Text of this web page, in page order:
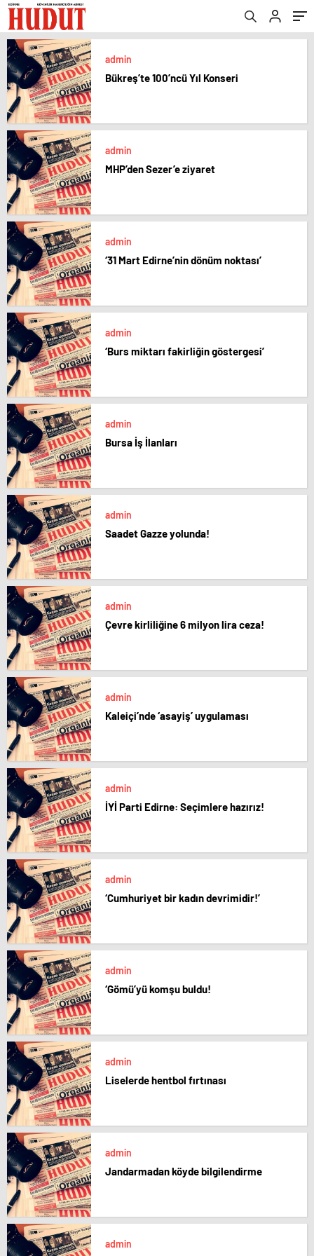
admin
Bükreş’te 100’ncü Yıl Konseri
admin
MHP’den Sezer’e ziyaret
admin
‘31 Mart Edirne’nin dönüm noktası’
admin
‘Burs miktarı fakirliğin göstergesi’
admin
Bursa İş İlanları
admin
Saadet Gazze yolunda!
admin
Çevre kirliliğine 6 milyon lira ceza!
admin
Kaleiçi’nde ‘asayiş’ uygulaması
admin
İYİ Parti Edirne: Seçimlere hazırız!
admin
‘Cumhuriyet bir kadın devrimidir!’
admin
‘Gömü’yü komşu buldu!
admin
Liselerde hentbol fırtınası
admin
Jandarmadan köyde bilgilendirme
admin